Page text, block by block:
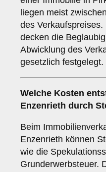
liegen meist
des Verkaufspreises.
decken die
Abwicklung des
gesetzlich festgelegt.
Welche Kosten
Enzenrieth durch
Beim
Enzenrieth können
wie die
Grunderwerbsteuer.